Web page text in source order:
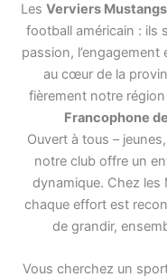
Les Verviers Mustangs
football américain : ils
passion,
au cœur de la
fièrement notre
Francophone
Ouvert à tous –
notre club offre un
dynamique. Chez les
chaque effort est
de grandir,
Vous cherchez un